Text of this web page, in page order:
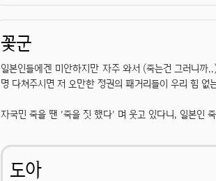
꽃군
일본인들에겐 미안하지만 자주 와서 (죽는건 그러니
명 다쳐주시면 저 오만한 정권의 패거리들이 우리 힘 없
자국민 죽을 땐 '죽을 짓 했다' 며 웃고 있다니, 일본인
도아